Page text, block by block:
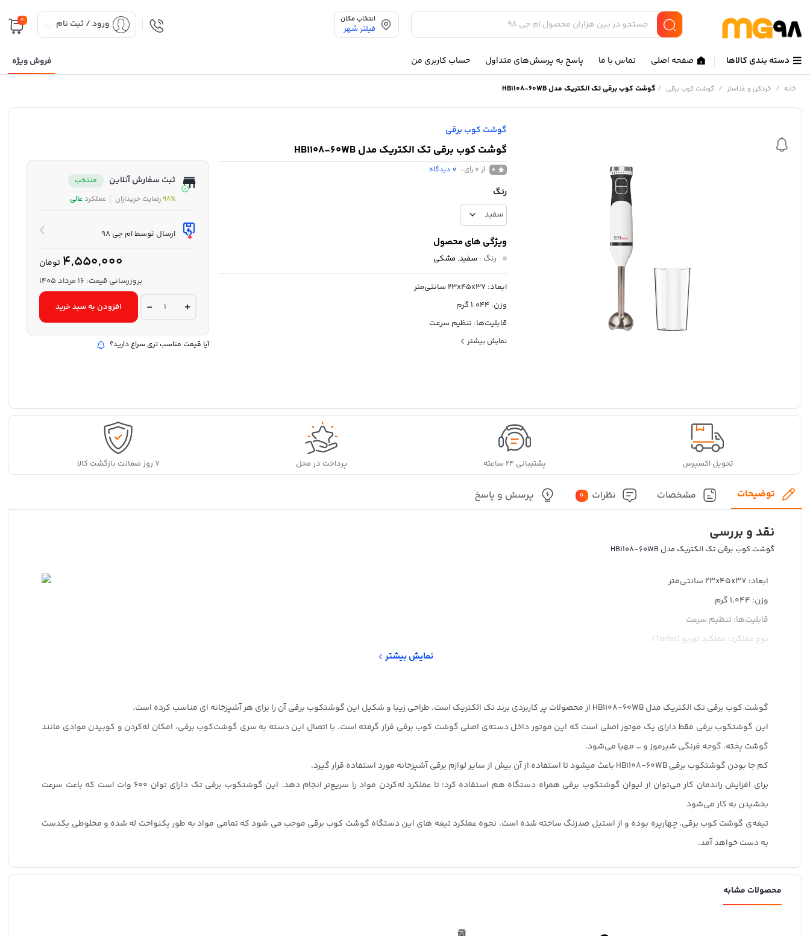
انتخاب مکان
فیلتر شهر ورود / ثبت نام 0
دسته بندی کالاها صفحه اصلی تماس با ما پاسخ به پرسش‌های متداول حساب کاربری من فروش ویژه
خانه / خردکن و غذاساز / گوشت کوب برقی / گوشت کوب برقی تک الکتریک مدل HB1108-60WB
گوشت کوب برقی
گوشت کوب برقی تک الکتریک مدل HB1108-60WB
0 از 0 رای 0 دیدگاه
رنگ
ویژگی های محصول
رنگ : سفید, مشکی
ابعاد: 23x45x37 سانتی‌متر
وزن: 1.044 گرم
قابلیت‌ها: تنظیم سرعت
نوع عملکرد: عملکرد توربو (Turbo)
نمایش بیشتر
ثبت سفارش آنلاین
منتخب
98%رضایت خریداران عملکردعالی
ارسال توسط ام جی 98
4,550,000 تومان
بروزرسانی قیمت: 16 مرداد 1405
گوشت
کوب
تک
الکتریک
مدل
افزودن به سبد خرید
آیا قیمت مناسب تری سراغ دارید؟
تحویل اکسپرس پشتیبانی ۲۴ ساعته پرداخت در محل ۷ روز ضمانت بازگشت کالا
توضیحات مشخصات نظرات 0 پرسش و پاسخ
نقد و بررسی
گوشت کوب برقی تک الکتریک مدل HB1108-60WB
ابعاد: 23x45x37 سانتی‌متر
وزن: 1.044 گرم
قابلیت‌ها: تنظیم سرعت
نوع عملکرد: عملکرد توربو (Turbo)
نمایش بیشتر
گوشت کوب برقی تک الکتریک مدل HB1108-60WB از محصولات پر کاربردی‌ برند تک الکتریک است. طراحی زیبا و شکیل این گوشتکوب برقی آن را برای هر آشپزخانه ای مناسب کرده است.
این گوشتکوب برقی فقط دارای یک موتور اصلی است که این موتور داخل دسته‌ی اصلی گوشت کوب برقی قرار گرفته است. با اتصال این دسته به سری گوشت‌کوب برقی، امکان له‌کردن و کوبیدن موادی مانند
گوشت پخته، گوجه فرنگی شیرموز و … مهیا می‌شود.
کم جا بودن گوشتکوب برقی HB1108-60WB باعث میشود تا استفاده از آن بیش از سایر لوازم برقی آشپزخانه مورد استفاده قرار گیرد.
برای افزایش راندمان کار می‌توان از لیوان گوشتکوب برقی همراه دستگاه هم استفاده کرد؛ تا عملکرد له‌کردن مواد را سریع‌تر انجام دهد. این گوشتکوب برقی تک دارای توان 600 وات است که باعث سرعت
بخشیدن به کار می‌شود
تیغه‌ی گوشت کوب برقی، چهارپره بوده و از استیل ضدزنگ ساخته ‌شده است. نحوه عملکرد تیغه های این دستگاه گوشت کوب برقی موجب می شود که تمامی مواد به طور یکنواخت له شده و مخلوطی یکدست
به دست خواهد آمد.
محصولات مشابه